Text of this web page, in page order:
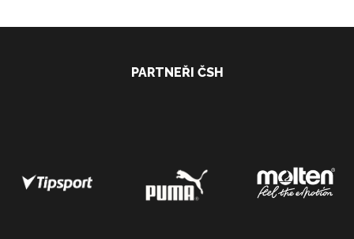
PARTNEŘI ČSH